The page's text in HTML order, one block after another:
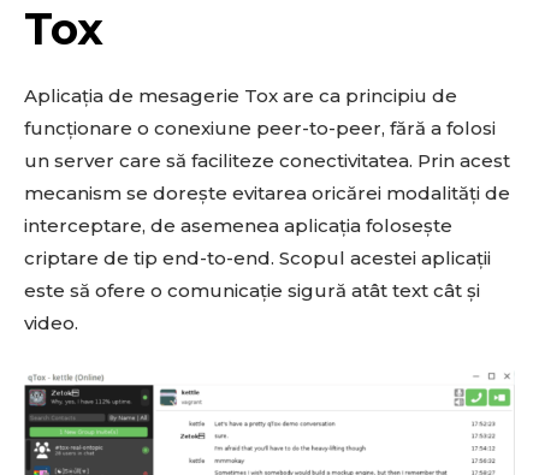
Tox
Aplicația de mesagerie Tox are ca principiu de
funcționare o conexiune peer-to-peer, fără a folosi
un server care să faciliteze conectivitatea. Prin acest
mecanism se dorește evitarea oricărei modalități de
interceptare, de asemenea aplicația folosește
criptare de tip end-to-end. Scopul acestei aplicații
este să ofere o comunicație sigură atât text cât și
video.